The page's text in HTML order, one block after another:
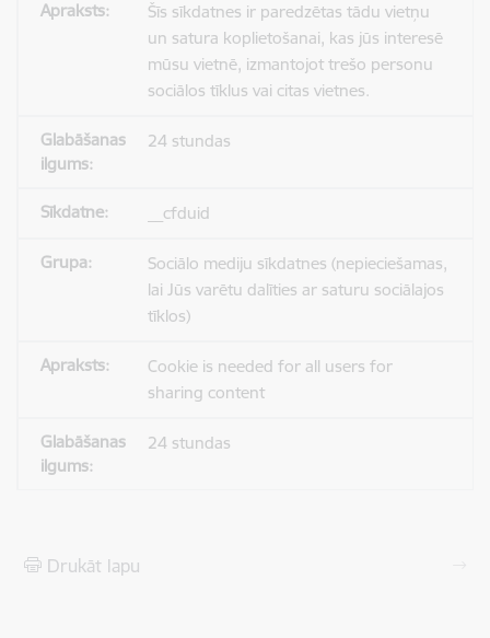
Šīs sīkdatnes ir paredzētas tādu vietņu
un satura koplietošanai, kas jūs interesē
mūsu vietnē, izmantojot trešo personu
sociālos tīklus vai citas vietnes.
24 stundas
__cfduid
Sociālo mediju sīkdatnes (nepieciešamas,
lai Jūs varētu dalīties ar saturu sociālajos
tīklos)
Cookie is needed for all users for
sharing content
24 stundas
Drukāt lapu